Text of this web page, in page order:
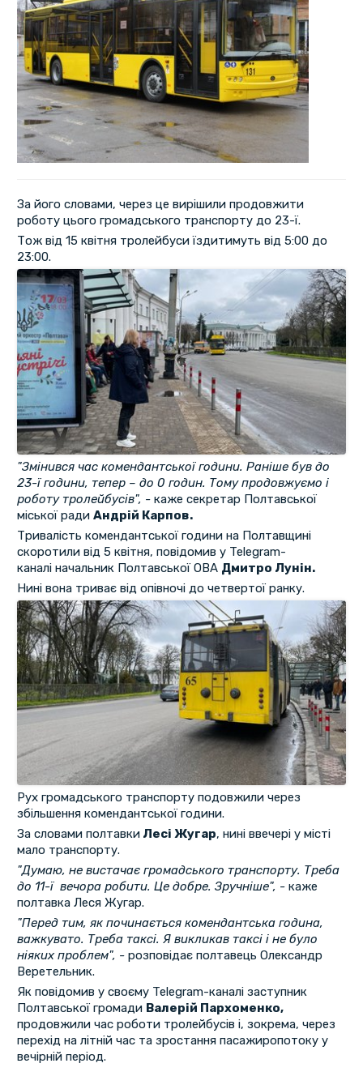
За його словами, через це вирішили продовжити
роботу цього громадського транспорту до 23-ї.
Тож від 15 квітня тролейбуси їздитимуть від 5:00 до
23:00.
"Змінився час комендантської години. Раніше був до
23-ї години, тепер – до 0 годин. Тому продовжуємо і
роботу тролейбусів", - каже секретар Полтавської
міської ради Андрій Карпов.
Тривалість комендантської години на Полтавщині
скоротили від 5 квітня, повідомив у Telegram-
каналі начальник Полтавської ОВА Дмитро Лунін.
Нині вона триває від опівночі до четвертої ранку.
Рух громадського транспорту подовжили через
збільшення комендантської години.
За словами полтавкиЛесі Жугар, нині ввечері у місті
мало транспорту.
"Думаю, не вистачає громадського транспорту. Треба
до 11-ї вечора робити. Це добре. Зручніше", - каже
полтавка Леся Жугар.
"Перед тим, як починається комендантська година,
важкувато. Треба таксі. Я викликав таксі і не було
ніяких проблем", - розповідає полтавець Олександр
Веретельник.
Як повідомив у своєму Telegram-каналі заступник
Полтавської громади Валерій Пархоменко,
продовжили час роботи тролейбусів і, зокрема, через
перехід на літній час та зростання пасажиропотоку у
вечірній період.